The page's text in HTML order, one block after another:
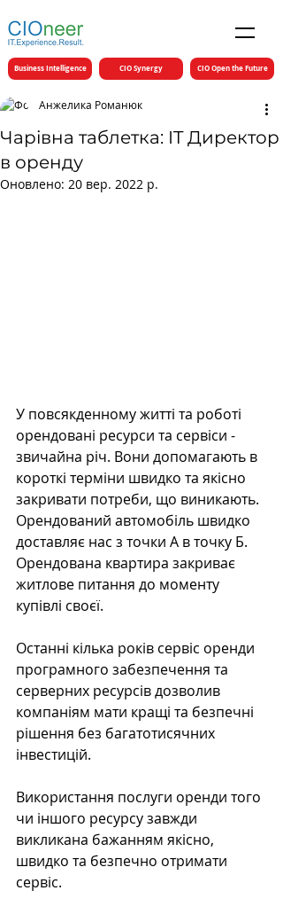
Business Intelligence CIO Synergy CIO Open the Future
Чарівна таблетка: IT Директор
в оренду
Анжелика Романюк
Оновлено: 20 вер. 2022 р.
У повсякденному житті та роботі
орендовані ресурси та сервіси -
звичайна річ. Вони допомагають в
короткі терміни швидко та якісно
закривати потреби, що виникають.
Орендований автомобіль швидко
доставляє нас з точки А в точку Б.
Орендована квартира закриває
житлове питання до моменту
купівлі своєї.
Останні кілька років сервіс оренди
програмного забезпечення та
серверних ресурсів дозволив
компаніям мати кращі та безпечні
рішення без багатотисячних
інвестицій.
Використання послуги оренди того
чи іншого ресурсу завжди
викликана бажанням якісно, ​​
швидко та безпечно отримати
сервіс.